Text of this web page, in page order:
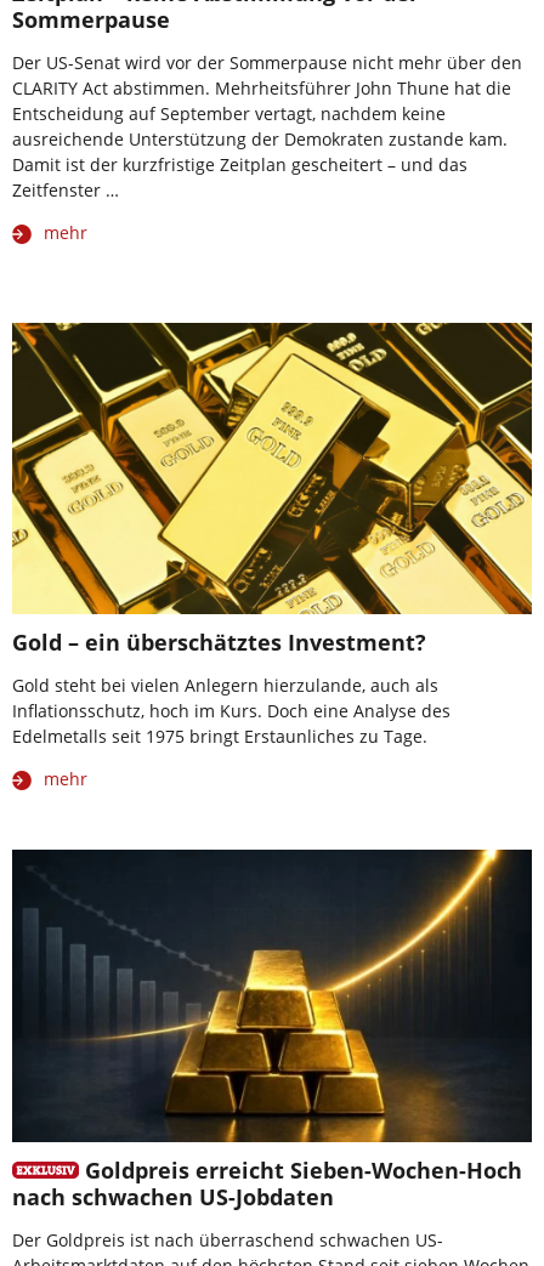
Sommerpause
Der US-Senat wird vor der Sommerpause nicht mehr über den
CLARITY Act abstimmen. Mehrheitsführer John Thune hat die
Entscheidung auf September vertagt, nachdem keine
ausreichende Unterstützung der Demokraten zustande kam.
Damit ist der kurzfristige Zeitplan gescheitert – und das
Zeitfenster …
mehr
Gold – ein überschätztes Investment?
Gold steht bei vielen Anlegern hierzulande, auch als
Inflationsschutz, hoch im Kurs. Doch eine Analyse des
Edelmetalls seit 1975 bringt Erstaunliches zu Tage.
mehr
Goldpreis erreicht Sieben-Wochen-Hoch
nach schwachen US-Jobdaten
Der Goldpreis ist nach überraschend schwachen US-